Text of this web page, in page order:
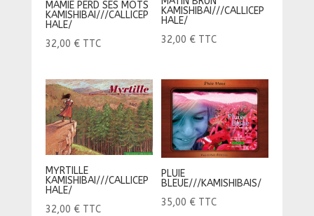
MAMIE PERD SES MOTS
KAMISHIBAI///CALLICEP
HALE/
32,00 € TTC
KAMISHIBAI///CALLICEP
HALE/
32,00 € TTC
MYRTILLE
KAMISHIBAI///CALLICEP
HALE/
32,00 € TTC
PLUIE
BLEUE///KAMISHIBAIS/
35,00 € TTC